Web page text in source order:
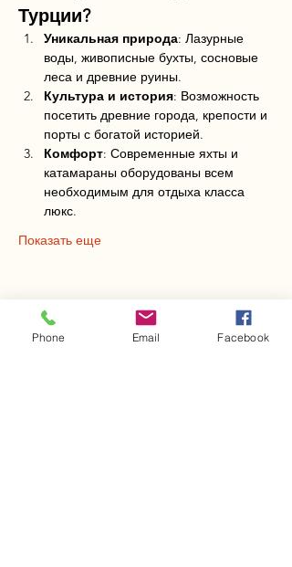
Турции?
Уникальная природа: Лазурные
воды, живописные бухты, сосновые
леса и древние руины.
Культура и история: Возможность
посетить древние города, крепости и
порты с богатой историей.
Комфорт: Современные яхты и
катамараны оборудованы всем
необходимым для отдыха класса
люкс.
Показать еще
Поделиться
Phone Email Facebook